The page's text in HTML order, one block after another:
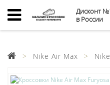
Дисконт
в России
Nike Air Max